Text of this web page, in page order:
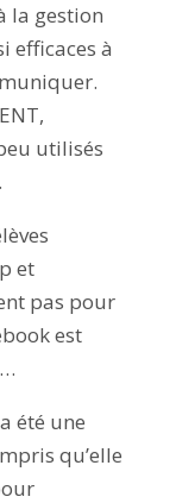
la gestion
efficaces à
utilisés
et
pas pour
est
été une
qu’elle